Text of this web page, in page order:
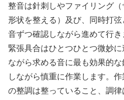
整音は針刺しやファイリング
形状を整える）及び、同時打
音ずつ確認しながら進めて行
緊張具合はひとつひとつ微妙
ながら求める音に最も効果的
しながら慎重に作業します。
の整調は整っていること、調